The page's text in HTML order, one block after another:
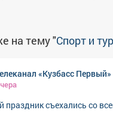
на тему "Спорт и
«Кузбасс Первый»